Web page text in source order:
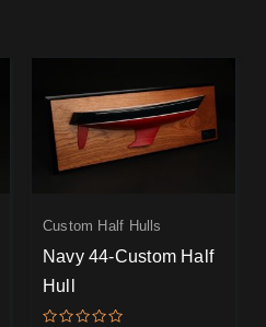
Custom Half Hulls
Navy 44-Custom Half
Hull